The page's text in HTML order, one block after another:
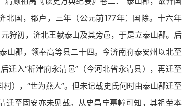
北国，都卢，三年（公元前177年）国除。十六年
狩初，济北王献泰山及其旁邑，于是立泰山郡。后
山郡，领奉高等县二十四。今济南府泰安州以北至
迁入“析津府永清邑”（今河北省永清县），再迁至
），“世为燕人”。但未记载史氏何时由泰山郡迁至
迁至固安亦未见载。从史昌宁墓幢可知，其祖茔本